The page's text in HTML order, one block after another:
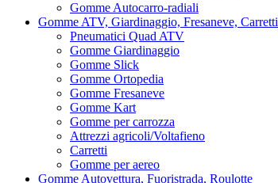
Gomme Autocarro-radiali
Gomme ATV, Giardinaggio, Fresaneve, Carretti
Pneumatici Quad ATV
Gomme Giardinaggio
Gomme Slick
Gomme Ortopedia
Gomme Fresaneve
Gomme Kart
Gomme per carrozza
Attrezzi agricoli/Voltafieno
Carretti
Gomme per aereo
Gomme Autovettura, Fuoristrada, Roulotte